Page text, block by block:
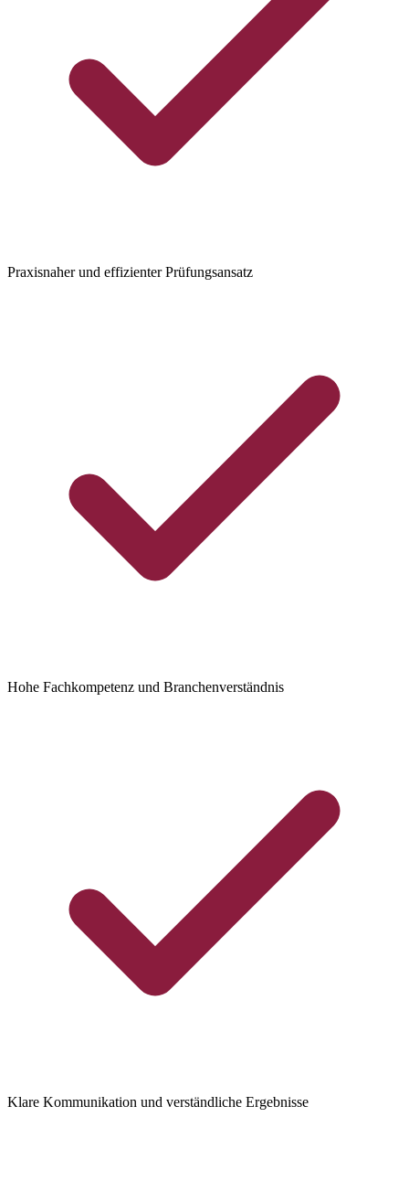
Praxisnaher und effizienter Prüfungsansatz
Hohe Fachkompetenz und Branchenverständnis
Klare Kommunikation und verständliche Ergebnisse